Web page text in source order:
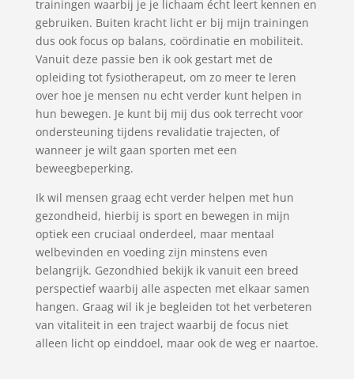
trainingen waarbij je je lichaam écht leert kennen en
gebruiken. Buiten kracht licht er bij mijn trainingen
dus ook focus op balans, coördinatie en mobiliteit.
Vanuit deze passie ben ik ook gestart met de
opleiding tot fysiotherapeut, om zo meer te leren
over hoe je mensen nu echt verder kunt helpen in
hun bewegen. Je kunt bij mij dus ook terrecht voor
ondersteuning tijdens revalidatie trajecten, of
wanneer je wilt gaan sporten met een
beweegbeperking.
Ik wil mensen graag echt verder helpen met hun
gezondheid, hierbij is sport en bewegen in mijn
optiek een cruciaal onderdeel, maar mentaal
welbevinden en voeding zijn minstens even
belangrijk. Gezondhied bekijk ik vanuit een breed
perspectief waarbij alle aspecten met elkaar samen
hangen. Graag wil ik je begleiden tot het verbeteren
van vitaliteit in een traject waarbij de focus niet
alleen licht op einddoel, maar ook de weg er naartoe.